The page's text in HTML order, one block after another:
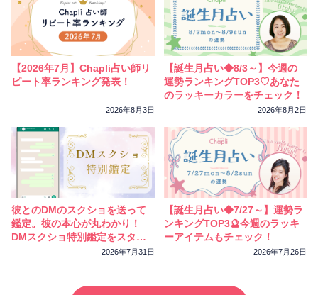
【2026年7月】Chapli占い師リ
ピート率ランキング発表！
2026年8月3日
【誕生月占い◆8/3～】今週の
運勢ランキングTOP3♡あなた
のラッキーカラーをチェック！
2026年8月2日
彼とのDMのスクショを送って
鑑定。彼の本心が丸わかり！
DMスクショ特別鑑定をスター
2026年7月31日
【誕生月占い◆7/27～】運勢ラ
ンキングTOP3🔮今週のラッキ
ーアイテムもチェック！
2026年7月26日